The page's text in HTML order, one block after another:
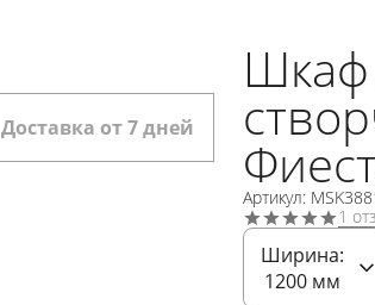
Доставка от 7 дней
Шкаф
Артикул:
1
Ширина:
1200мм